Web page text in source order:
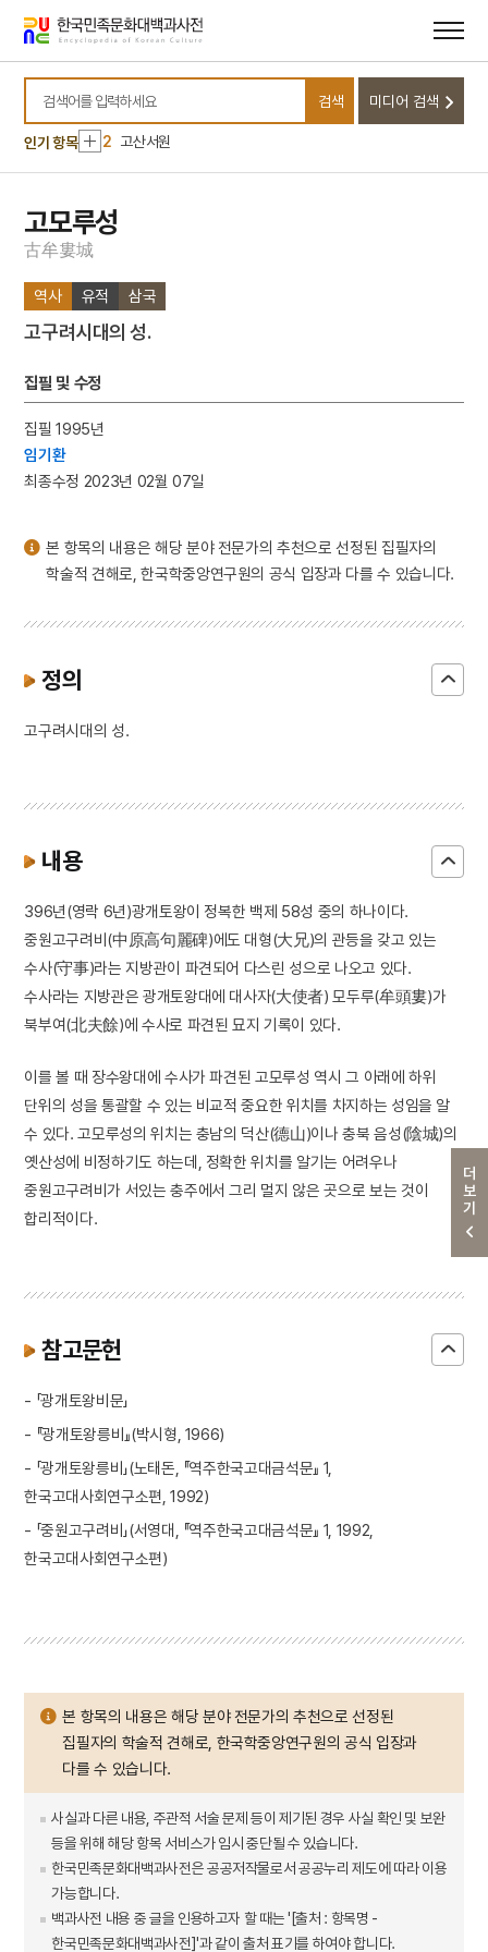
바로가기
바로가기
검색어를 입력하세요
검색 미디어 검색
인기 항목
10 생명파
1 정운유
2 고산서원
3 북조선임시인민위원회
4
5
7
고려영화협회
8 금성대군
10 생명파
1
5 성수대교
7
고려영화협회
10
더보기
고모루성
古牟婁城
역사 유적 삼국
고구려시대의 성.
집필 및 수정
집필 1995년
임기환
최종수정 2023년 02월 07일
본 항목의 내용은 해당 분야 전문가의 추천으로 선정된 집필자의
학술적 견해로, 한국학중앙연구원의 공식 입장과 다를 수 있습니다.
정의
고구려시대의 성.
내용
396년(영락 6년)광개토왕이 정복한 백제 58성 중의 하나이다.
중원고구려비(中原高句麗碑)에도 대형(大兄)의 관등을 갖고 있는
수사(守事)라는 지방관이 파견되어 다스린 성으로 나오고 있다.
수사라는 지방관은 광개토왕대에 대사자(大使者) 모두루(牟頭婁)가
북부여(北夫餘)에 수사로 파견된 묘지 기록이 있다.
이를 볼 때 장수왕대에 수사가 파견된 고모루성 역시 그 아래에 하위
단위의 성을 통괄할 수 있는 비교적 중요한 위치를 차지하는 성임을 알
수 있다. 고모루성의 위치는 충남의 덕산(德山)이나 충북 음성(陰城)의
옛산성에 비정하기도 하는데, 정확한 위치를 알기는 어려우나
중원고구려비가 서있는 충주에서 그리 멀지 않은 곳으로 보는 것이
합리적이다.
참고문헌
- 「광개토왕비문」
- 『광개토왕릉비』(박시형, 1966)
- 「광개토왕릉비」(노태돈, 『역주한국고대금석문』 1,
한국고대사회연구소편, 1992)
- 「중원고구려비」(서영대, 『역주한국고대금석문』 1, 1992,
한국고대사회연구소편)
본 항목의 내용은 해당 분야 전문가의 추천으로 선정된
집필자의 학술적 견해로, 한국학중앙연구원의 공식 입장과
다를 수 있습니다.
사실과 다른 내용, 주관적 서술 문제 등이 제기된 경우 사실 확인 및 보완
등을 위해 해당 항목 서비스가 임시 중단될 수 있습니다.
한국민족문화대백과사전은 공공저작물로서 공공누리 제도에 따라 이용
가능합니다.
백과사전 내용 중 글을 인용하고자 할 때는 '[출처 : 항목명 -
한국민족문화대백과사전]'과 같이 출처 표기를 하여야 합니다.